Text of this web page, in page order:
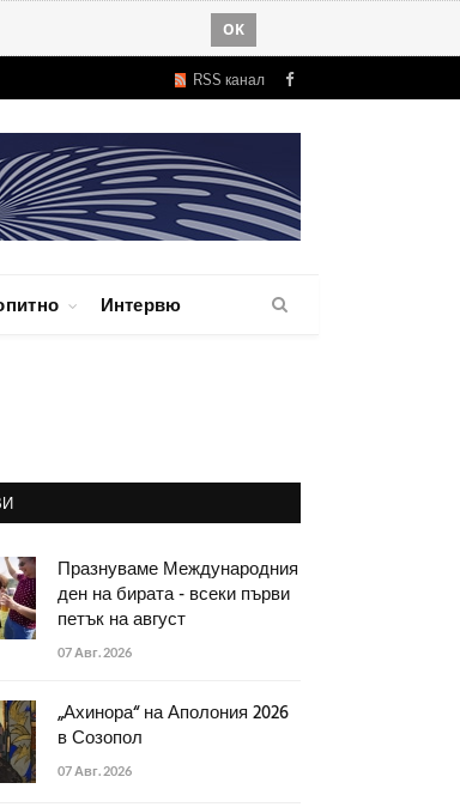
OK
RSS канал Facebook
Интервю
Празнуваме Международния
ден на бирата - всеки първи
петък на август
07 Авг. 2026
„Ахинора“ на Аполония 2026
в Созопол
07 Авг. 2026